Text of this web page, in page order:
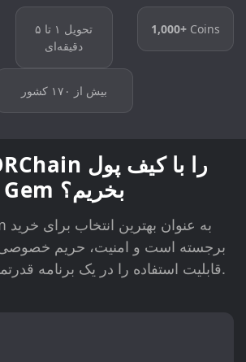
تحویل ۱ تا ۵
دقیقه‌ای
1,000+Coins
بیش از ۱۷۰ کشور
Gem بخریم؟
قابلیت استفاده را در یک برنامه قدرتمند ترکیب می‌کند.